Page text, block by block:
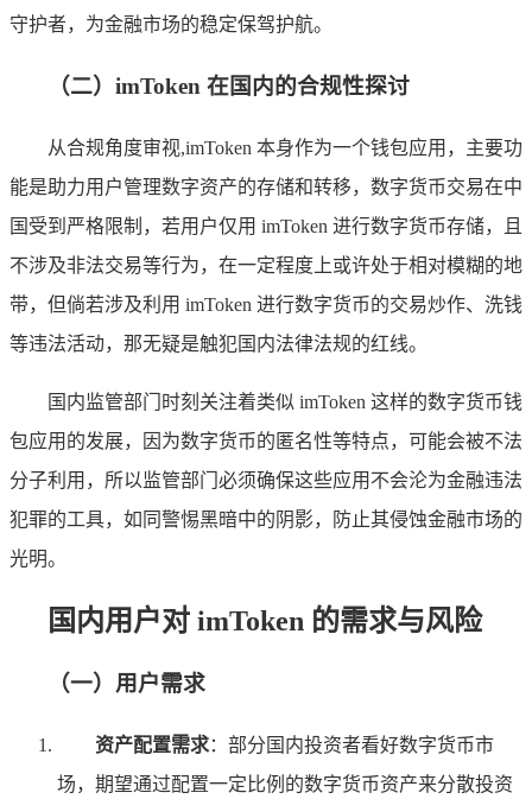
守护者，为金融市场的稳定保驾护航。
（二）imToken 在国内的合规性探讨
从合规角度审视,imToken 本身作为一个钱包应用，主要功
能是助力用户管理数字资产的存储和转移，数字货币交易在中
国受到严格限制，若用户仅用 imToken 进行数字货币存储，且
不涉及非法交易等行为，在一定程度上或许处于相对模糊的地
带，但倘若涉及利用 imToken 进行数字货币的交易炒作、洗钱
等违法活动，那无疑是触犯国内法律法规的红线。
国内监管部门时刻关注着类似 imToken 这样的数字货币钱
包应用的发展，因为数字货币的匿名性等特点，可能会被不法
分子利用，所以监管部门必须确保这些应用不会沦为金融违法
犯罪的工具，如同警惕黑暗中的阴影，防止其侵蚀金融市场的
光明。
国内用户对 imToken 的需求与风险
（一）用户需求
资产配置需求：部分国内投资者看好数字货币市
场，期望通过配置一定比例的数字货币资产来分散投资